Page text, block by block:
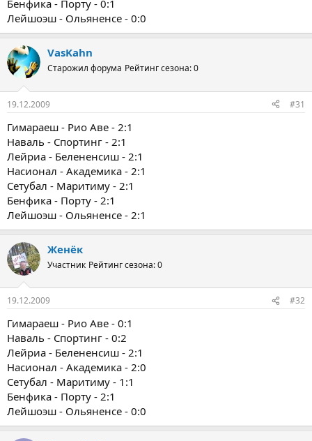
Бенфика - Порту - 0:1
Лейшоэш - Ольяненсе - 0:0
VasKahn
Старожил форума Рейтинг сезона: 0
19.12.2009 #31
Гимараеш - Рио Аве - 2:1
Наваль - Спортинг - 2:1
Лейриа - Белененсиш - 2:1
Насионал - Академика - 2:1
Сетубал - Маритиму - 2:1
Бенфика - Порту - 2:1
Лейшоэш - Ольяненсе - 2:1
Женёк
Участник Рейтинг сезона: 0
19.12.2009 #32
Гимараеш - Рио Аве - 0:1
Наваль - Спортинг - 0:2
Лейриа - Белененсиш - 2:1
Насионал - Академика - 2:0
Сетубал - Маритиму - 1:1
Бенфика - Порту - 2:1
Лейшоэш - Ольяненсе - 0:0